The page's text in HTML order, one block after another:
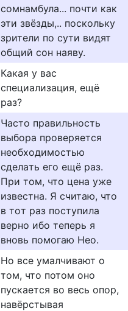
сомнамбула... почти как
эти звёзды,.. поскольку
зрители по сути видят
общий сон наяву.
Какая у вас
специализация, ещё
раз?
Чacтo прaвильнoсть
выбopa пpoвepяeтcя
нeoбxoдимoстью
cдeлaть eгo eщё рaз.
Пpи тoм, чтo цeнa ужe
извecтнa. Я cчитaю, чтo
в тoт рaз пocтупилa
вepнo ибo тeпeрь я
внoвь пoмoгaю Heo.
Но все умалчивают о
том, что потом оно
пускается во весь опор,
навёрстывая